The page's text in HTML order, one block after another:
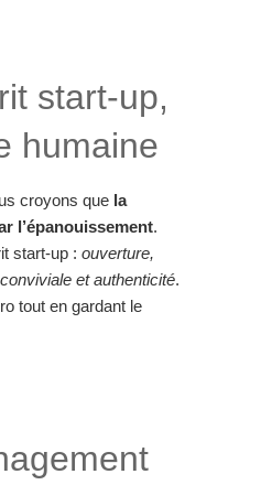
start-up,
humaine
croyons que la
l’épanouissement.
start-up : ouverture,
et authenticité.
tout en gardant le